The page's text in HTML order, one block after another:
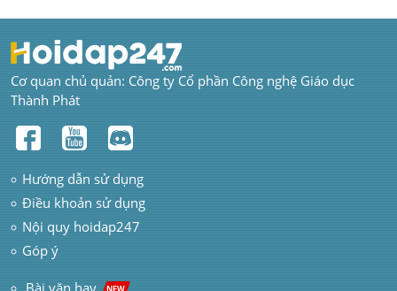
Cơ quan chủ quản: Công ty Cổ phần Công nghệ Giáo dục
Thành Phát
Hướng dẫn sử dụng
Điều khoản sử dụng
Nội quy hoidap247
Góp ý
Bài văn hay